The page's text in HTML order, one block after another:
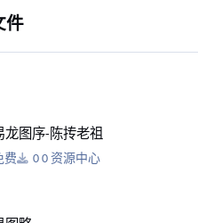
件
龙图序-陈抟老祖
费 0 资源中心